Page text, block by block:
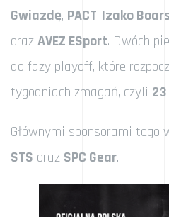
Gwiazdę, PACT, Izako
orazAVEZ ESport. Dwóch
do fazy playoff, które
tygodniach zmagań, czyli
Głównymi sponsorami tego
STS oraz SPC Gear.